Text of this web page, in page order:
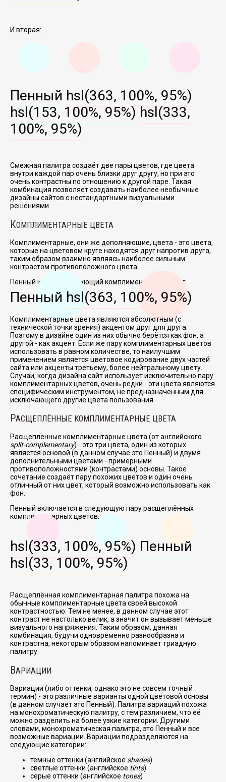
И вторая:
Пенный hsl(363, 100%, 95%)
hsl(153, 100%, 95%) hsl(333,
100%, 95%)
Смежная палитра создаёт две пары цветов, где цвета
внутри каждой пар очень близки друг другу, но при это
очень контрастны по отношению к другой паре. Такая
комбинация позволяет создавать наиболее необычные
дизайны сайтов с нестандартными визуальными
решениями.
КОМПЛИМЕНТАРНЫЕ ЦВЕТА
Комплиментарные, они же дополняющие, цвета - это цвета,
которые на цветовом круге находятся друг напротив друга,
таким образом взаимно являясь наиболее сильным
контрастом противоположного цвета.
Пенный и соответствующий комплиментарный цвет:
Пенный hsl(363, 100%, 95%)
Комплиментарные цвета являются абсолютным (с
технической точки зрения) акцентом друг для друга.
Поэтому в дизайне один из них обычно берётся как фон, а
другой - как акцент. Если же пару комплиментарных цветов
использовать в равном количестве, то наилучшим
применением является цветовое кодирование двух частей
сайта или акценты третьему, более нейтральному цвету.
Случаи, когда дизайна сайт использует исключительно пару
комплиментарных цветов, очень редки - эти цвета являются
специфическим инструментом, не предназначенным для
исключающего другие цвета пользования.
РАСЩЕПЛЁННЫЕ КОМПЛИМЕНТАРНЫЕ ЦВЕТА
Расщеплённые комплиментарные цвета (от английского
split-complementary) - это три цвета, один из которых
является основой (в данном случае это Пенный) и двумя
дополнительными цветами - примерными
противоположностями (контрастами) основы. Такое
сочетание создаёт пару похожих цветов и один очень
отличный от них цвет, который возможно использовать как
фон.
Пенный включается в следующую пару расщеплённых
комплиментарных цветов:
hsl(333, 100%, 95%) Пенный
hsl(33, 100%, 95%)
Расщеплённая комплиментарная палитра похожа на
обычные комплиментарные цвета своей высокой
контрастностью. Тем не менее, в данном случае этот
контраст не настолько велик, а значит он вызывает меньше
визуального напряжения. Таким образом, данная
комбинация, будучи одновременно разнообразна и
контрастна, некоторым образом напоминает триадную
палитру.
ВАРИАЦИИ
Вариации (либо оттенки, однако это не совсем точный
термин) - это различные варианты одной цветовой основы
(в данном случает это Пенный). Палитра вариаций похожа
на монохроматическую палитру, с тем различием, что её
можно разделить на более узкие категории. Другими
словами, монохроматическая палитра, это Пенный и все
возможные вариации. Вариации подразделяются на
следующие категории:
тёмные оттенки (английское shades)
светлые оттенки (английское tints)
серые оттенки (английское tones)